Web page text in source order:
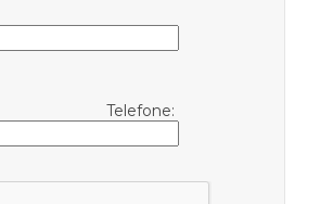
Telefone: